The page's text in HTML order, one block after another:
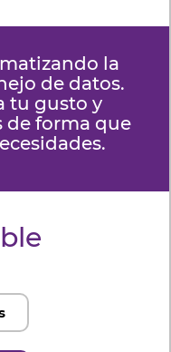
la
de datos.
tu gusto y
de forma que